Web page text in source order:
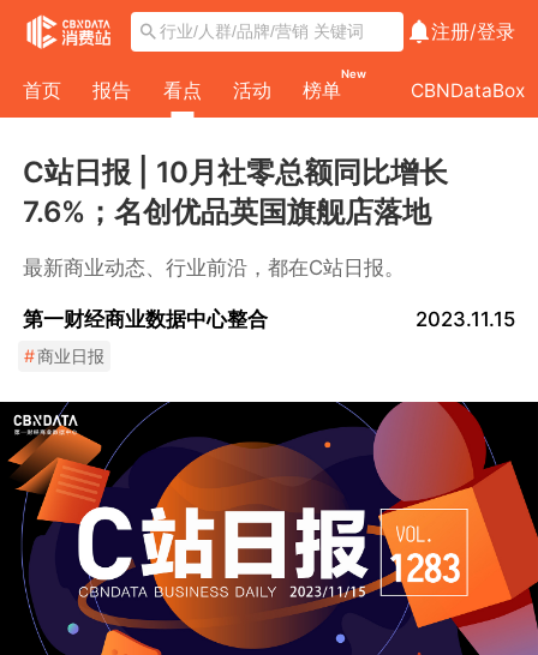
注册/登录
首页 报告 看点 活动 榜单
New
CBNDataBox
C站日报 | 10月社零总额同比增长
7.6%；名创优品英国旗舰店落地
最新商业动态、行业前沿，都在C站日报。
第一财经商业数据中心整合 2023.11.15
#商业日报